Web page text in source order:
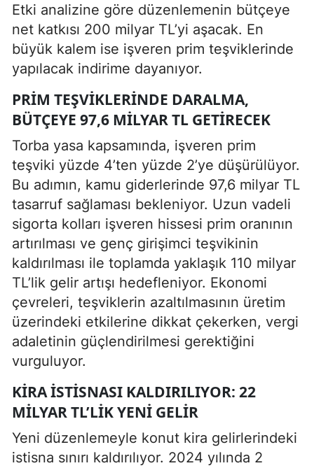
Etki analizine göre düzenlemenin bütçeye
net katkısı 200 milyar TL’yi aşacak. En
büyük kalem ise işveren prim teşviklerinde
yapılacak indirime dayanıyor.
PRIM TEŞVIKLERINDE DARALMA,
BÜTÇEYE 97,6 MILYAR TL GETIRECEK
Torba yasa kapsamında, işveren prim
teşviki yüzde 4’ten yüzde 2’ye düşürülüyor.
Bu adımın, kamu giderlerinde 97,6 milyar TL
tasarruf sağlaması bekleniyor. Uzun vadeli
sigorta kolları işveren hissesi prim oranının
artırılması ve genç girişimci teşvikinin
kaldırılması ile toplamda yaklaşık 110 milyar
TL’lik gelir artışı hedefleniyor. Ekonomi
çevreleri, teşviklerin azaltılmasının üretim
üzerindeki etkilerine dikkat çekerken, vergi
adaletinin güçlendirilmesi gerektiğini
vurguluyor.
KIRA İSTISNASI KALDIRILIYOR: 22
MILYAR TL’LIK YENI GELIR
Yeni düzenlemeyle konut kira gelirlerindeki
istisna sınırı kaldırılıyor. 2024 yılında 2